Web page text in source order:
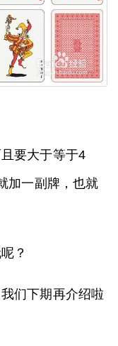
要大于等于4
加一副牌，也就
？
们下期再介绍啦